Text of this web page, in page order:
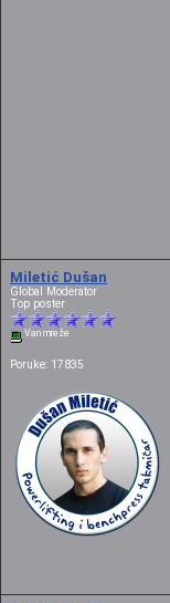
Miletić Dušan
Global Moderator
Top poster
Van mreže
Poruke: 17835